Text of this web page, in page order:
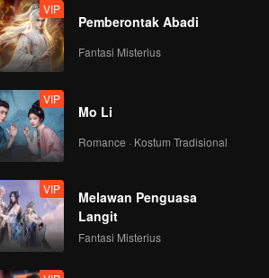
VIP
Pemberontak Abadi
Fantasi Misterius
VIP
Mo Li
Romance · Kostum Tradisional
VIP
Melawan Penguasa
Langit
Fantasi Misterius